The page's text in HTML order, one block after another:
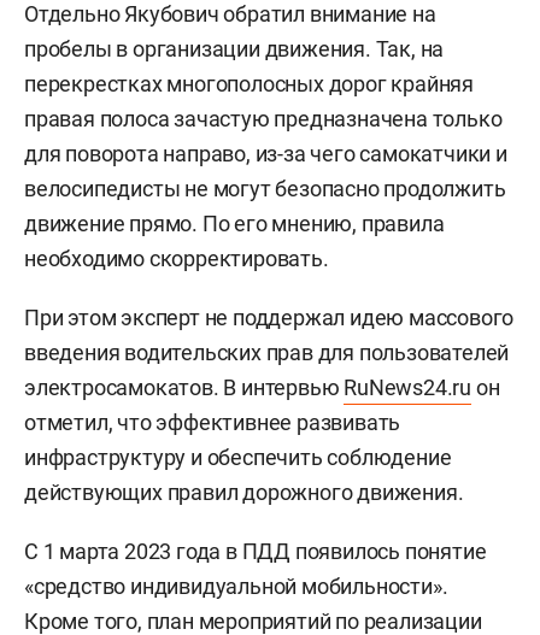
Отдельно Якубович обратил внимание на
пробелы в организации движения. Так, на
перекрестках многополосных дорог крайняя
правая полоса зачастую предназначена только
для поворота направо, из-за чего самокатчики и
велосипедисты не могут безопасно продолжить
движение прямо. По его мнению, правила
необходимо скорректировать.
При этом эксперт не поддержал идею массового
введения водительских прав для пользователей
электросамокатов. В интервью RuNews24.ru он
отметил, что эффективнее развивать
инфраструктуру и обеспечить соблюдение
действующих правил дорожного движения.
С 1 марта 2023 года в ПДД появилось понятие
«средство индивидуальной мобильности».
Кроме того, план мероприятий по реализации